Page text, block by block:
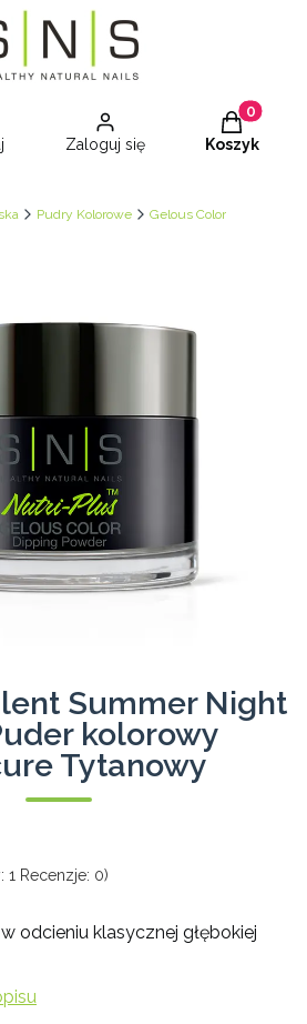
wyszukiwarkę
Zaloguj się
Produkty
Koszyk
Pudry Kolorowe Gelous Color
Summer Night
kolorowy
Tytanowy
1 Recenzje: 0)
odcieniu klasycznej głębokiej